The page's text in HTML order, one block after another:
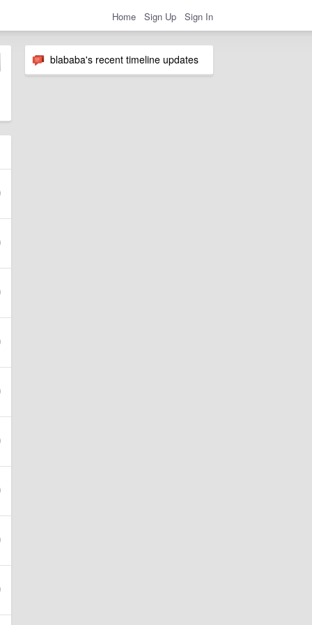
Home Sign Up Sign In
blababa's recent timeline updates